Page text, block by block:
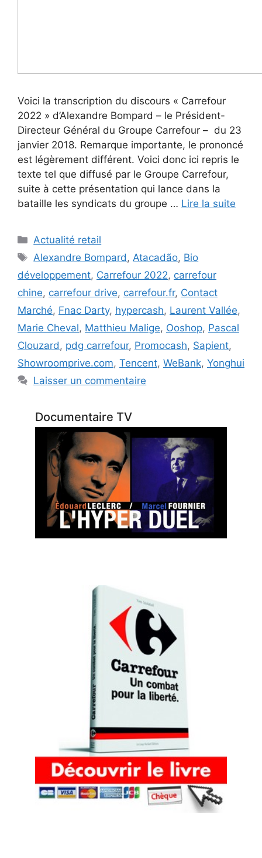
Voici la transcription du discours « Carrefour
2022 » d’Alexandre Bompard – le Président-
Directeur Général du Groupe Carrefour – du 23
janvier 2018. Remarque importante, le prononcé
est légèrement différent. Voici donc ici repris le
texte tel que diffusé par le Groupe Carrefour,
suite à cette présentation qui lance dans la
bataille les syndicats du groupe … Lire la suite
Catégories
Actualité retail
Étiquettes
Alexandre Bompard,Atacadão, Bio
développement, Carrefour 2022, carrefour
chine, carrefour drive, carrefour.fr, Contact
Marché, Fnac Darty, hypercash, Laurent Vallée,
Marie Cheval, Matthieu Malige, Ooshop, Pascal
Clouzard, pdg carrefour, Promocash, Sapient,
Showroomprive.com, Tencent, WeBank, Yonghui
Laisser un commentaire
Documentaire TV